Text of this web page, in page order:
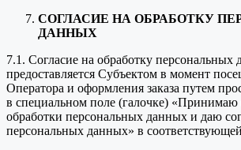
СОГЛАСИЕ НА ОБРАБОТКУ
ДАННЫХ
7.1. Согласие на обработку персональных
предоставляется Субъектом в момент
Оператора и оформления заказа путем
в специальном поле (галочке) «Принимаю
обработки персональных данных и даю
персональных данных» в